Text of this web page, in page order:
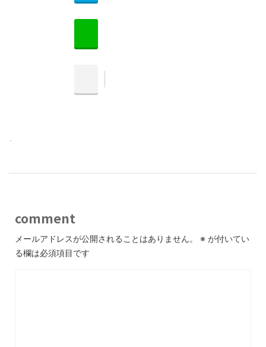
-
comment
メールアドレスが公開されることはありません。 ※ が付いてい
る欄は必須項目です